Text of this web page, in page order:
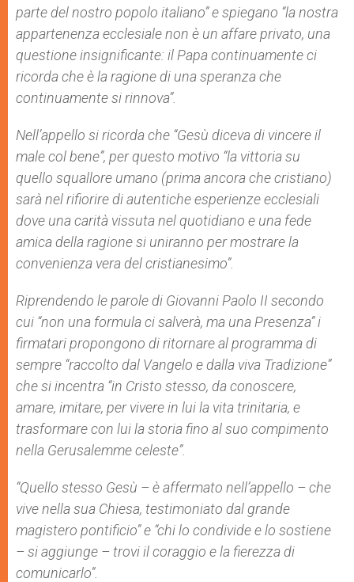
parte del nostro popolo italiano” e spiegano “la nostra
appartenenza ecclesiale non è un affare privato, una
questione insignificante: il Papa continuamente ci
ricorda che è la ragione di una speranza che
continuamente si rinnova”.
Nell’appello si ricorda che “Gesù diceva di vincere il
male col bene”, per questo motivo “la vittoria su
quello squallore umano (prima ancora che cristiano)
sarà nel rifiorire di autentiche esperienze ecclesiali
dove una carità vissuta nel quotidiano e una fede
amica della ragione si uniranno per mostrare la
convenienza vera del cristianesimo”.
Riprendendo le parole di Giovanni Paolo II secondo
cui “non una formula ci salverà, ma una Presenza” i
firmatari propongono di ritornare al programma di
sempre “raccolto dal Vangelo e dalla viva Tradizione”
che si incentra “in Cristo stesso, da conoscere,
amare, imitare, per vivere in lui la vita trinitaria, e
trasformare con lui la storia fino al suo compimento
nella Gerusalemme celeste”.
“Quello stesso Gesù – è affermato nell’appello – che
vive nella sua Chiesa, testimoniato dal grande
magistero pontificio” e “chi lo condivide e lo sostiene
– si aggiunge – trovi il coraggio e la fierezza di
comunicarlo”.